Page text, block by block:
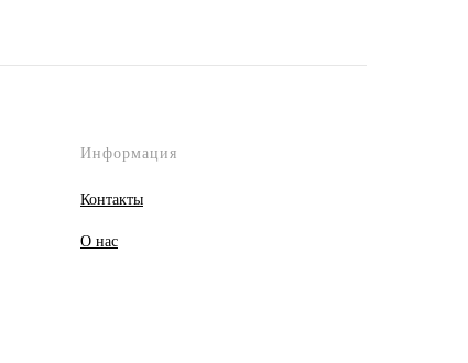
Информация
Контакты
О нас